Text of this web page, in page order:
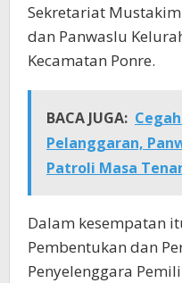
Sekretariat
dan Panwaslu
Kecamatan Ponre.
BACA JUGA:
Pelanggaran,
Patroli Masa
Dalam kesempatan
Pembentukan dan
Penyelenggara